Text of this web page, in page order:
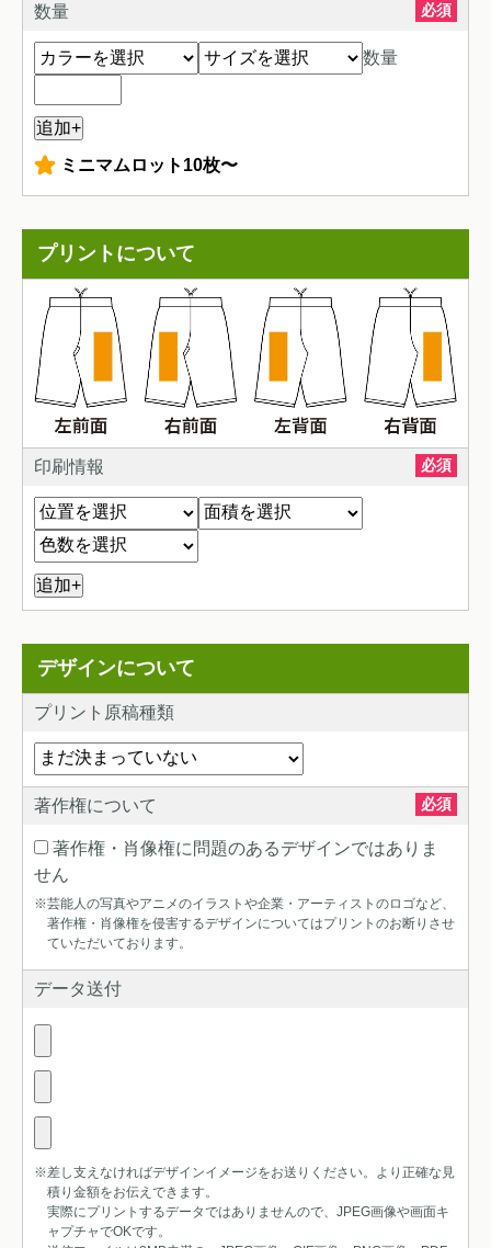
数量 必須
数量
+
ミニマムロット10枚〜
プリントについて
印刷情報 必須
+
デザインについて
プリント原稿種類
著作権について 必須
著作権・肖像権に問題のあるデザインではありま
せん
※芸能人の写真やアニメのイラストや企業・アーティストのロゴなど、
著作権・肖像権を侵害するデザインについてはプリントのお断りさせ
ていただいております。
データ送付
※差し支えなければデザインイメージをお送りください。より正確な見
積り金額をお伝えできます。
実際にプリントするデータではありませんので、JPEG画像や画面キ
ャプチャでOKです。